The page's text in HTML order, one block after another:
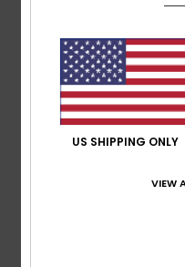
Customer
US SHIPPING ONLY
VIEW